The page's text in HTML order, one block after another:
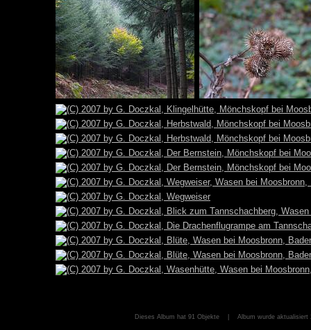
Dieses Album hat 91 Objekte | Album wurde